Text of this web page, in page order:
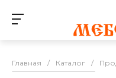
Главная / Каталог /